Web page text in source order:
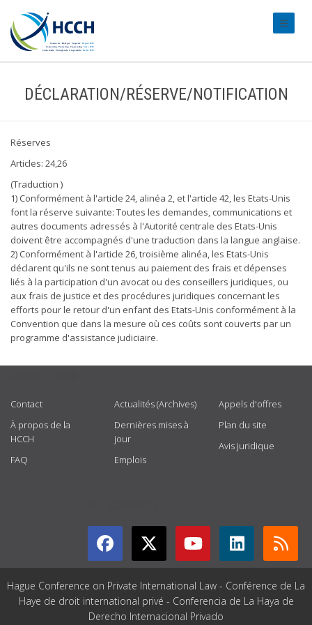
DÉCLARATION/RÉSERVE/NOTIFICATION
Réserves
Articles: 24,26
(Traduction )
1) Conformément à l'article 24, alinéa 2, et l'article 42, les Etats-Unis
font la réserve suivante: Toutes les demandes, communications et
autres documents adressés à l'Autorité centrale des Etats-Unis
doivent être accompagnés d'une traduction dans la langue anglaise.
2) Conformément à l'article 26, troisième alinéa, les Etats-Unis
déclarent qu'ils ne sont tenus au paiement des frais et dépenses
liés à la participation d'un avocat ou des conseillers juridiques, ou
aux frais de justice et des procédures juridiques concernant les
efforts pour le retour d'un enfant des Etats-Unis conformément à la
Convention que dans la mesure où ces coûts sont couverts par un
programme d'assistance judiciaire.
Contact
À propos de la
HCCH
FAQ
Actualités (Archives)
Dernières mises à
jour
Emplois
Appels d'offres
Plan du site
Avis juridique
Hague Conference on Private International Law - Conférence de La
Haye de droit international privé - Conferencia de La Haya de
Derecho Internacional Privado